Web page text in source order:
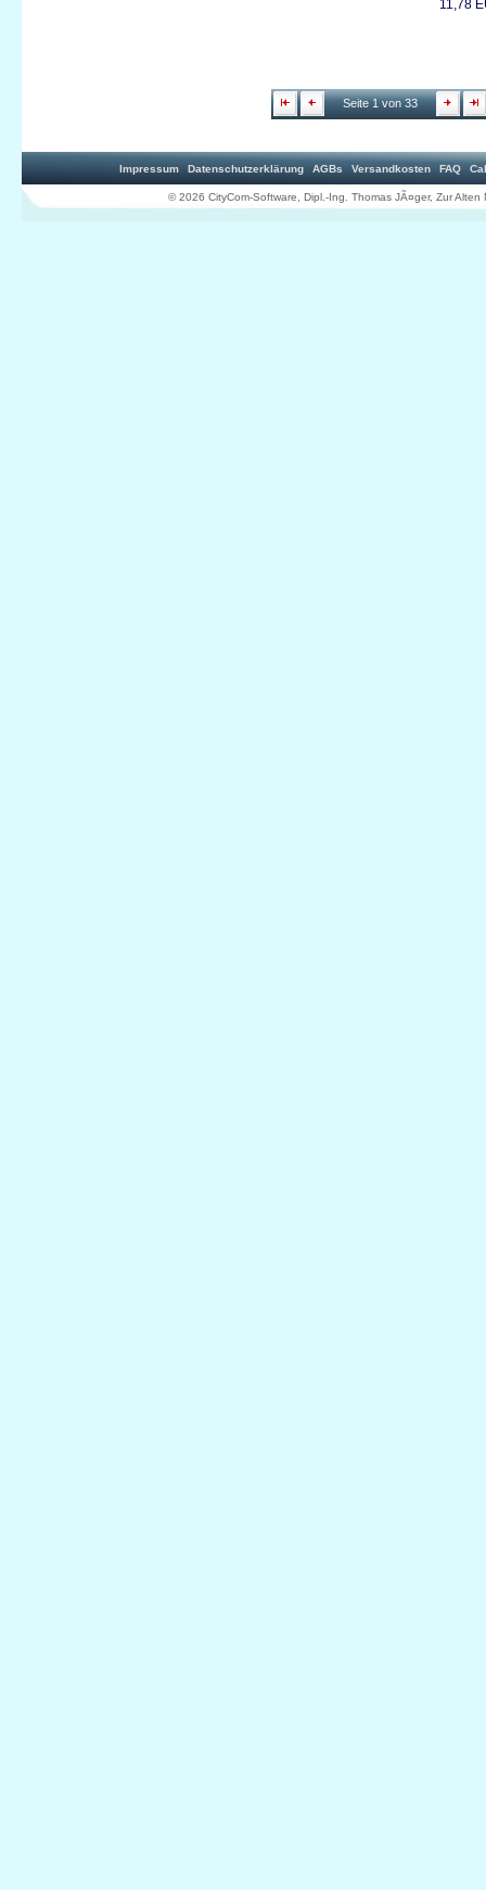
11,78
Seite 1 von 33
Impressum Datenschutzerklärung AGBs Versandkosten FAQ
© 2026 CityCom-Software, Dipl.-Ing. Thomas JÃ¤ger, Zur